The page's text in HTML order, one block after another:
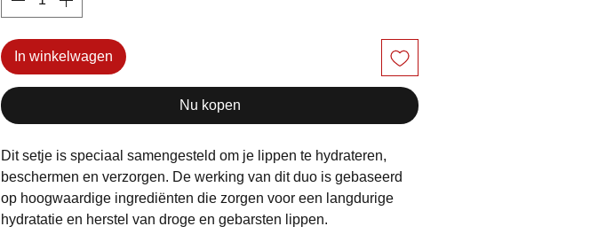
In winkelwagen
Nu kopen
Dit setje is speciaal samengesteld om je lippen te hydrateren,
beschermen en verzorgen. De werking van dit duo is gebaseerd
op hoogwaardige ingrediënten die zorgen voor een langdurige
hydratatie en herstel van droge en gebarsten lippen.